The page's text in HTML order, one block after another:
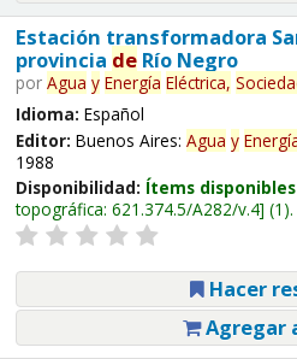
Estación transformadora
provincia deRío Negro
por Agua y Energía Eléctrica,
Idioma: Español
Editor: Buenos Aires: Agua y
1988
Disponibilidad: Ítems
topográfica: 621.374.5/A282/v.4 (1).
Hacer
Agregar